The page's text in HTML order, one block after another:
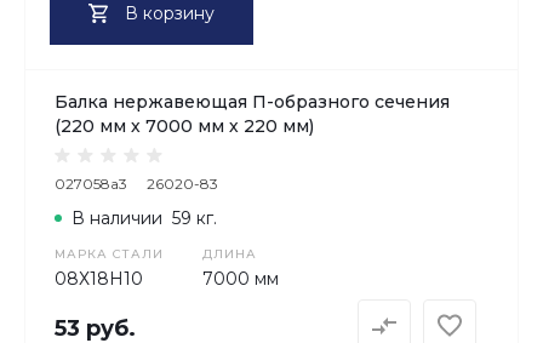
В корзину
Балка нержавеющая П-образного сечения
(220 мм х 7000 мм х 220 мм)
027058a3 26020-83
МАРКА СТАЛИ
08Х18H10
ДЛИНА
7000 мм
В наличии 59 кг.
53 руб.